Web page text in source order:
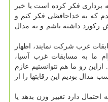
فكر كرده است یا خیر
كه به خداحافظی فكر كنم و
ركورد داشته باشم و به مدال
غرب شركت نمایند، اظهار
ما به مسابقات غرب آسیا،
رو ما هم نتوانستیم عازم
بودیم این رقابتها را از
احتمال دارد تغییر وزن بدهد یا